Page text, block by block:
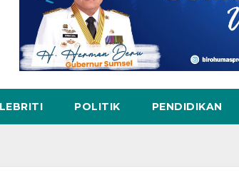
POLITIK PENDIDIKAN